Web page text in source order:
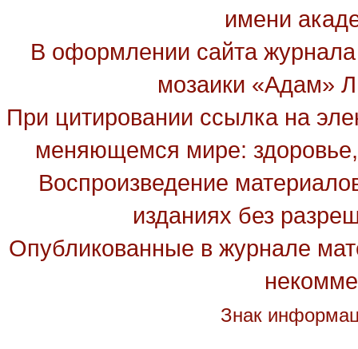
имени
В оформлении сайта
мозаики «Адам»
При цитировании ссылка на
меняющемся мире: здоровье,
Воспроизведение
изданиях без
Опубликованные в журнале
Знак